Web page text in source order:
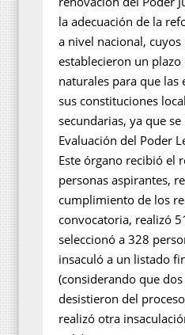
la adecuación de la
a nivel nacional,
establecieron un plazo
naturales para que las
sus constituciones
secundarias, ya que
Evaluación del Poder
Este órgano recibió el
personas aspirantes,
cumplimiento de los
convocatoria, realizó
seleccionó a 328
insaculó a un listado
(considerando que
desistieron del
realizó otra